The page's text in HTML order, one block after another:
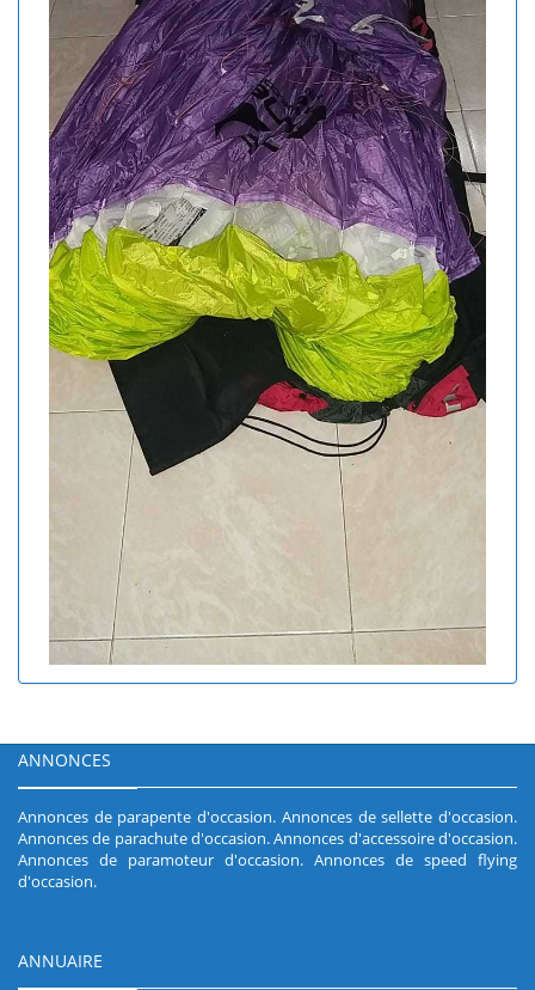
ANNONCES
Annonces de parapente d'occasion. Annonces de sellette d'occasion.
Annonces de parachute d'occasion.Annonces d'accessoire d'occasion.
Annonces de paramoteur d'occasion. Annonces de speed flying
d'occasion.
ANNUAIRE